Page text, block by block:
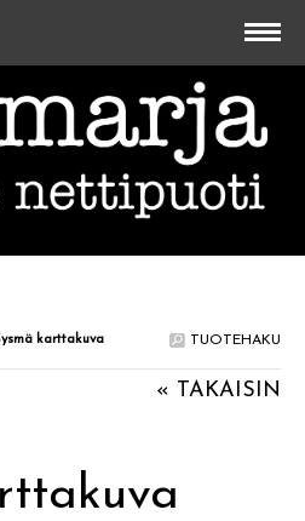
TUOTEHAKU
karttakuva
« TAKAISIN